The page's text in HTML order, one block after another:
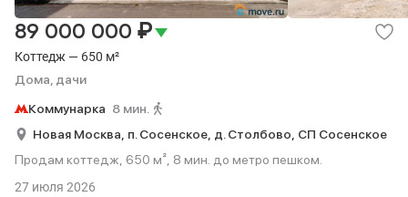
Коттедж — 650 м²
Дома, дачи
89 000 000 ₽
Коммунарка 8 мин.
Новая Москва, п. Сосенское, д. Столбово, СП Сосенское
Продам коттедж, 650 м², 8 мин. до метро пешком.
27 июля 2026